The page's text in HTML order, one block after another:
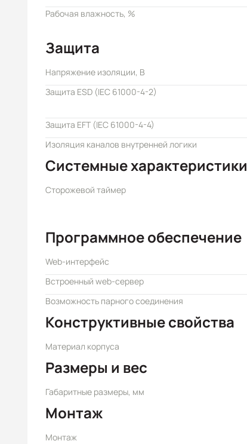
Рабочая влажность, %
Защита
Напряжение изоляции, В
Защита ESD (IEC 61000-4-2)
Защита EFT (IEC 61000-4-4)
Изоляция каналов внутренней логики
Системные характеристики
Сторожевой таймер
Программное обеспечение
Web-интерфейс
Встроенный web-сервер
Возможность парного соединения
Конструктивные свойства
Материал корпуса
Размеры и вес
Габаритные размеры, мм
Монтаж
Монтаж